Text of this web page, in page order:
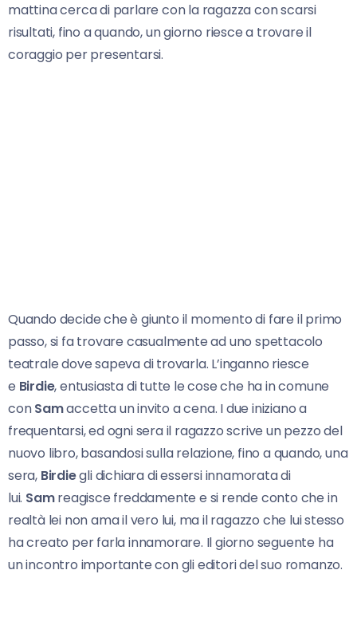
mattina cerca di parlare con la ragazza con scarsi
risultati, fino a quando, un giorno riesce a trovare il
coraggio per presentarsi.
Quando decide che è giunto il momento di fare il primo
passo, si fa trovare casualmente ad uno spettacolo
teatrale dove sapeva di trovarla. L’inganno riesce
e Birdie, entusiasta di tutte le cose che ha in comune
conSamaccetta un invito a cena. I due iniziano a
frequentarsi, ed ogni sera il ragazzo scrive un pezzo del
nuovo libro, basandosi sulla relazione, fino a quando, una
sera, Birdiegli dichiara di essersi innamorata di
lui. Samreagisce freddamente e si rende conto che in
realtà lei non ama il vero lui, ma il ragazzo che lui stesso
ha creato per farla innamorare. Il giorno seguente ha
un incontro importante con gli editori del suo romanzo.